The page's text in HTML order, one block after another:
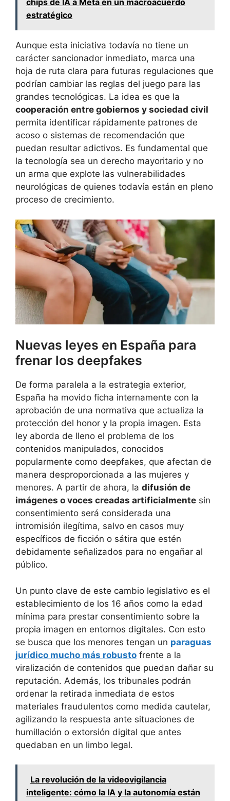
chips de IA a Meta en un macroacuerdo
estratégico
Aunque esta iniciativa todavía no tiene un
carácter sancionador inmediato, marca una
hoja de ruta clara para futuras regulaciones que
podrían cambiar las reglas del juego para las
grandes tecnológicas. La idea es que la
cooperación entre gobiernos y sociedad civil
permita identificar rápidamente patrones de
acoso o sistemas de recomendación que
puedan resultar adictivos. Es fundamental que
la tecnología sea un derecho mayoritario y no
un arma que explote las vulnerabilidades
neurológicas de quienes todavía están en pleno
proceso de crecimiento.
Nuevas leyes en España para
frenar los deepfakes
De forma paralela a la estrategia exterior,
España ha movido ficha internamente con la
aprobación de una normativa que actualiza la
protección del honor y la propia imagen. Esta
ley aborda de lleno el problema de los
contenidos manipulados, conocidos
popularmente como deepfakes, que afectan de
manera desproporcionada a las mujeres y
menores. A partir de ahora, la difusión de
imágenes o voces creadas artificialmente sin
consentimiento será considerada una
intromisión ilegítima, salvo en casos muy
específicos de ficción o sátira que estén
debidamente señalizados para no engañar al
público.
Un punto clave de este cambio legislativo es el
establecimiento de los 16 años como la edad
mínima para prestar consentimiento sobre la
propia imagen en entornos digitales. Con esto
se busca que los menores tengan un paraguas
jurídico mucho más robusto frente a la
viralización de contenidos que puedan dañar su
reputación. Además, los tribunales podrán
ordenar la retirada inmediata de estos
materiales fraudulentos como medida cautelar,
agilizando la respuesta ante situaciones de
humillación o extorsión digital que antes
quedaban en un limbo legal.
La revolución de la videovigilancia
inteligente: cómo la IA y la autonomía están